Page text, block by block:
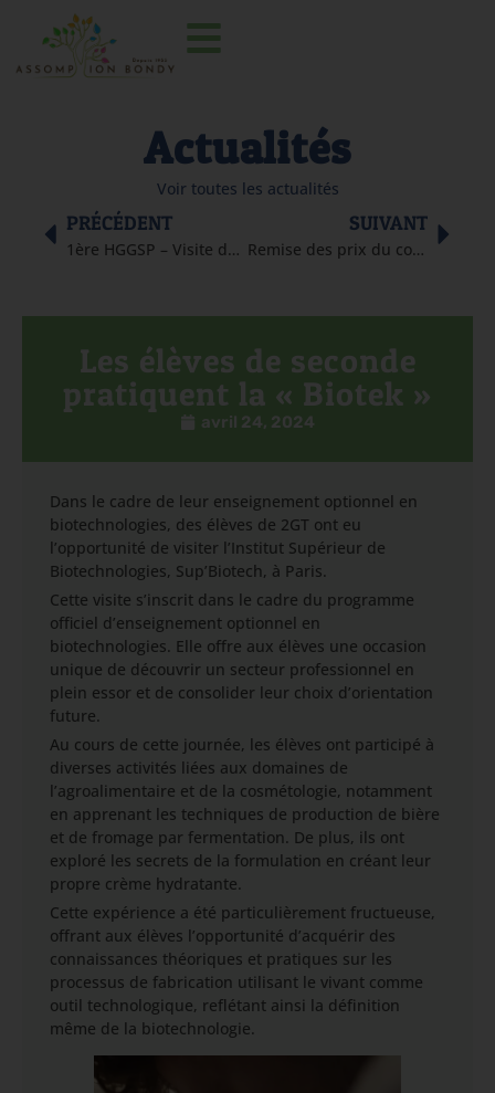
Actualités
Voir toutes les actualités
PRÉCÉDENT
1ère HGGSP – Visite du quartier de la Défense
SUIVANT
Remise des prix du concours Kangourou
Les élèves de seconde
pratiquent la « Biotek »
avril 24, 2024
Dans le cadre de leur enseignement optionnel en
biotechnologies, des élèves de 2GT ont eu
l’opportunité de visiter l’Institut Supérieur de
Biotechnologies, Sup’Biotech, à Paris.
Cette visite s’inscrit dans le cadre du programme
officiel d’enseignement optionnel en
biotechnologies. Elle offre aux élèves une occasion
unique de découvrir un secteur professionnel en
plein essor et de consolider leur choix d’orientation
future.
Au cours de cette journée, les élèves ont participé à
diverses activités liées aux domaines de
l’agroalimentaire et de la cosmétologie, notamment
en apprenant les techniques de production de bière
et de fromage par fermentation. De plus, ils ont
exploré les secrets de la formulation en créant leur
propre crème hydratante.
Cette expérience a été particulièrement fructueuse,
offrant aux élèves l’opportunité d’acquérir des
connaissances théoriques et pratiques sur les
processus de fabrication utilisant le vivant comme
outil technologique, reflétant ainsi la définition
même de la biotechnologie.